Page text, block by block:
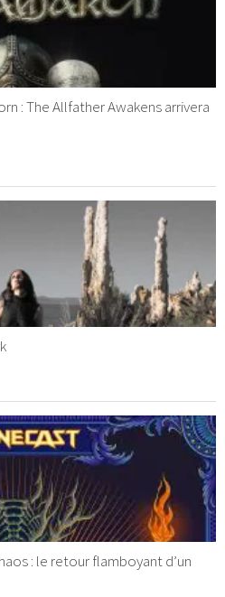
: The Allfather Awakens arrivera
: le retour flamboyant d’un